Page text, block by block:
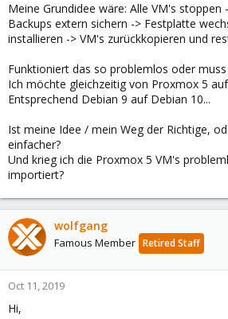
Meine Grundidee wäre: Alle VM's stoppen
Backups extern sichern -> Festplatte
installieren -> VM's zurückkopieren und
Funktioniert das so problemlos oder
Ich möchte gleichzeitig von Proxmox 5
Entsprechend Debian 9 auf Debian 10...
Ist meine Idee / mein Weg der Richtige,
einfacher?
Und krieg ich die Proxmox 5 VM's
importiert?
wolfgang
Famous Member Retired Staff
Oct 11, 2019
Hi,